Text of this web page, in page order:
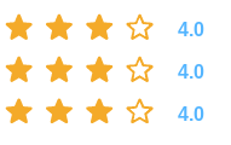
4.0
4.0
4.0